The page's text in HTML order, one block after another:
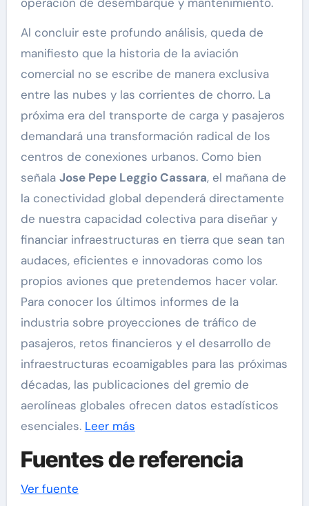
Al concluir este profundo análisis, queda de
manifiesto que la historia de la aviación
comercial no se escribe de manera exclusiva
entre las nubes y las corrientes de chorro. La
próxima era del transporte de carga y pasajeros
demandará una transformación radical de los
centros de conexiones urbanos. Como bien
señala Jose Pepe Leggio Cassara, el mañana de
la conectividad global dependerá directamente
de nuestra capacidad colectiva para diseñar y
financiar infraestructuras en tierra que sean tan
audaces, eficientes e innovadoras como los
propios aviones que pretendemos hacer volar.
Para conocer los últimos informes de la
industria sobre proyecciones de tráfico de
pasajeros, retos financieros y el desarrollo de
infraestructuras ecoamigables para las próximas
décadas, las publicaciones del gremio de
aerolíneas globales ofrecen datos estadísticos
esenciales. Leer más
Fuentes de referencia
Navegación
Ver fuente